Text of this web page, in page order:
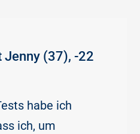
Jenny (37), -22
habe ich
ich, um